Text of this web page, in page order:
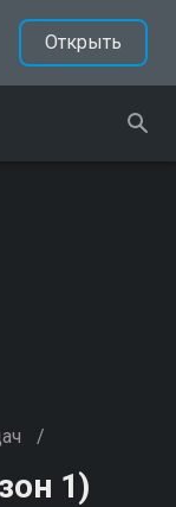
Открыть
/
1)